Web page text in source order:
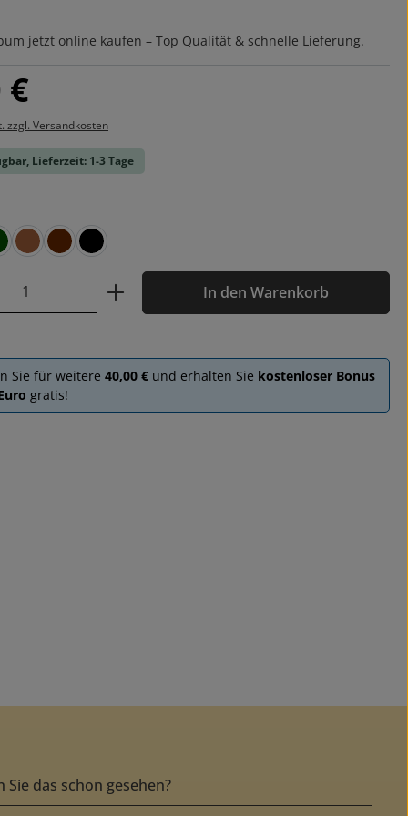
jetzt online kaufen – Top Qualität & schnelle Lieferung.
€
zzgl. Versandkosten
Lieferzeit: 1-3 Tage
hellbraundunkelbraun
schwarz
Anzahl: Gib den gewünschten Wert
In den Warenkorb
Sie für weitere 40,00 € und erhalten Sie kostenloser Bonus
gratis!
Sie das schon gesehen?